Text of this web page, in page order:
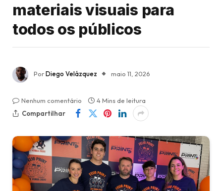
materiais visuais para
todos os públicos
PorDiego Velázquez maio 11, 2026
Nenhum comentário
4 Mins de leitura
Compartilhar